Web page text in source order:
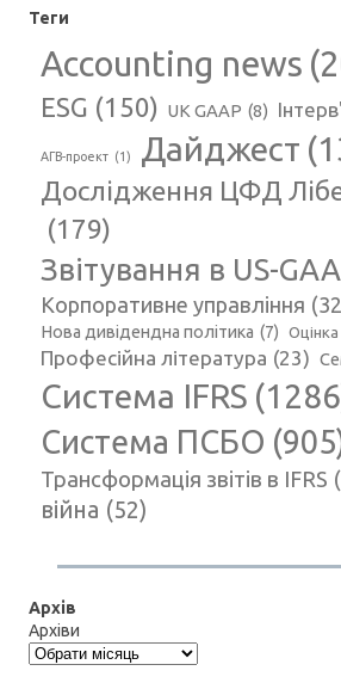
Теги
Accounting news
ESG (150) UK GAAP (8)
АГВ-проект (1) Дайджест
Дослідження ЦФД
(179)
Звітування в US-
Корпоративне управління
Нова дивідендна політика (7) Оцінка
Професійна література (23)
Система IFRS
Система ПСБО
Трансформація звітів в IFRS
війна (52)
Архів
Архіви